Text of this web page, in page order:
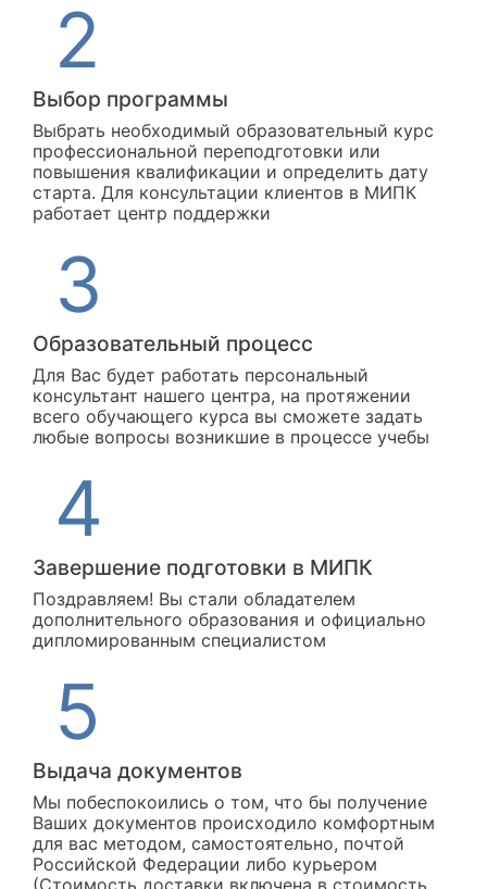
Выбор программы
Выбрать необходимый образовательный курс
профессиональной переподготовки или
повышения квалификации и определить дату
старта. Для консультации клиентов в МИПК
работает центр поддержки
Образовательный процесс
Для Вас будет работать персональный
консультант нашего центра, на протяжении
всего обучающего курса вы сможете задать
любые вопросы возникшие в процессе учебы
Завершение подготовки в МИПК
Поздравляем! Вы стали обладателем
дополнительного образования и официально
дипломированным специалистом
Выдача документов
Мы побеспокоились о том, что бы получение
Ваших документов происходило комфортным
для вас методом, самостоятельно, почтой
Российской Федерации либо курьером